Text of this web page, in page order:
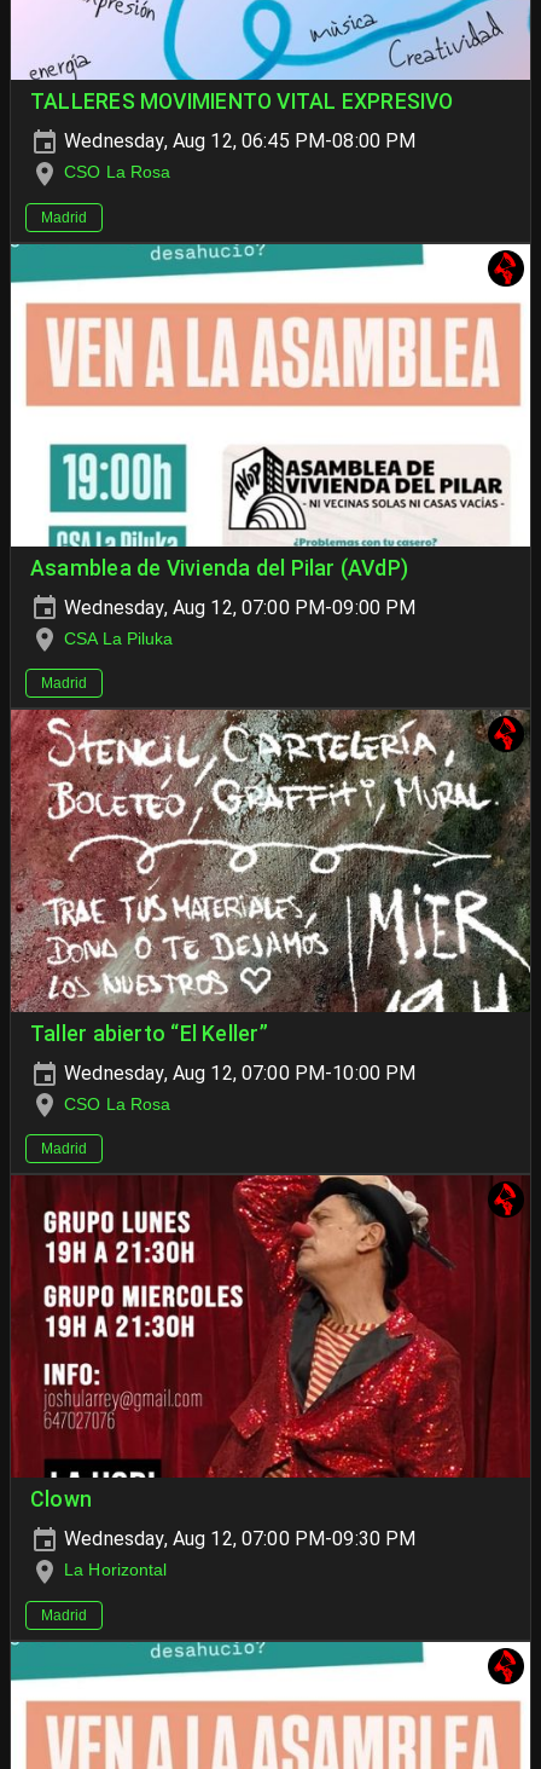
TALLERES MOVIMIENTO VITAL EXPRESIVO
Wednesday, Aug 12, 06:45 PM-08:00 PM
CSO La Rosa
Madrid
Asamblea de Vivienda del Pilar (AVdP)
Wednesday, Aug 12, 07:00 PM-09:00 PM
CSA La Piluka
Madrid
Taller abierto “El Keller”
Wednesday, Aug 12, 07:00 PM-10:00 PM
CSO La Rosa
Madrid
Clown
Wednesday, Aug 12, 07:00 PM-09:30 PM
La Horizontal
Madrid